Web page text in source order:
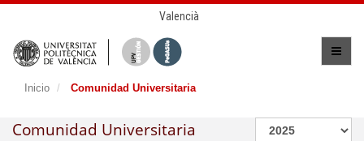
Valencià
Inicio Comunidad Universitaria
Comunidad Universitaria